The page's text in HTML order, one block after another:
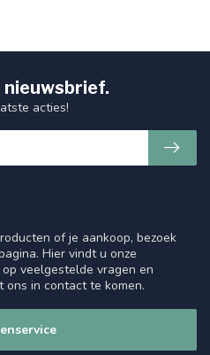
of je aankoop, bezoek
Hier vindt u onze
veelgestelde vragen en
ons in contact te komen.
nieuwsbrief.
acties!